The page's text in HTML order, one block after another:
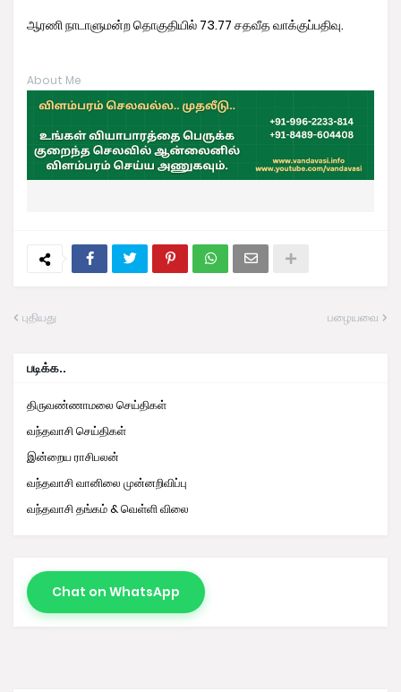
ஆரணி நாடாளுமன்ற தொகுதியில் 73.77 சதவீத வாக்குப்பதிவு.
About Me
புதியது பழையவை
படிக்க..
திருவண்ணாமலை செய்திகள்
வந்தவாசி செய்திகள்
இன்றைய ராசிபலன்
வந்தவாசி வானிலை முன்னறிவிப்பு
வந்தவாசி தங்கம் & வெள்ளி விலை
Chat on WhatsApp